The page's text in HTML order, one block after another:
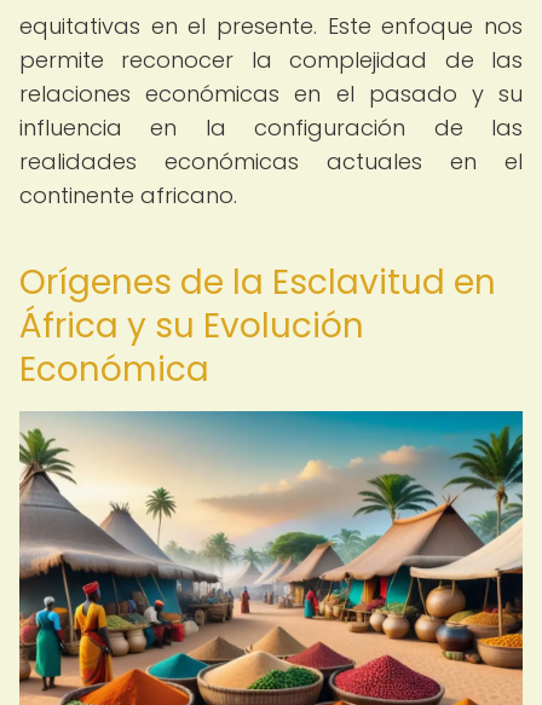
equitativas en el presente. Este enfoque nos
permite reconocer la complejidad de las
relaciones económicas en el pasado y su
influencia en la configuración de las
realidades económicas actuales en el
continente africano.
Orígenes de la Esclavitud en
África y su Evolución
Económica